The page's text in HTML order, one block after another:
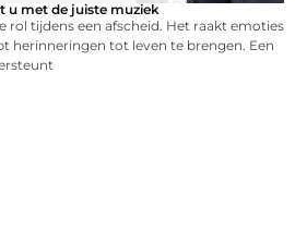
u met de juiste muziek
rol tijdens een afscheid. Het raakt emoties
herinneringen tot leven te brengen. Een